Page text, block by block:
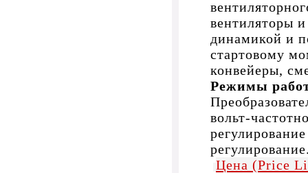
вентиляторы
динамикой и
стартовому
конвейеры,
Режимы
вольт-
Цена (Price